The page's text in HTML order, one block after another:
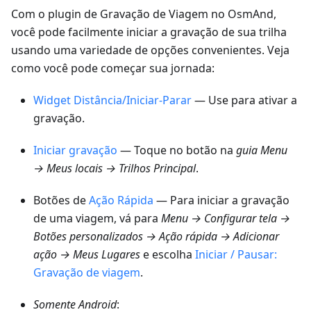
Com o plugin de Gravação de Viagem no OsmAnd,
você pode facilmente iniciar a gravação de sua trilha
usando uma variedade de opções convenientes. Veja
como você pode começar sua jornada:
Widget Distância/Iniciar-Parar— Use para ativar a
gravação.
Iniciar gravação — Toque no botão na guiaMenu
→ Meus locais → TrilhosPrincipal.
Botões deAção Rápida — Para iniciar a gravação
de uma viagem, vá para Menu → Configurar tela →
Botões personalizados → Ação rápida → Adicionar
ação → Meus Lugarese escolha Iniciar / Pausar:
Gravação de viagem.
Somente Android: